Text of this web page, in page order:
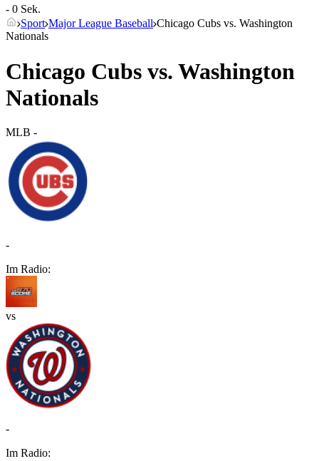
- 0 Sek.
Sport Major League Baseball Chicago Cubs vs. Washington
Nationals
Chicago Cubs vs. Washington
Nationals
MLB -
-
Im Radio:
vs
-
Im Radio: